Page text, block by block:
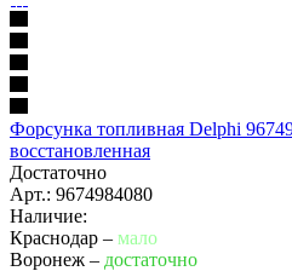
Форсунка топливная Delphi
восстановленная
Достаточно
Арт.: 9674984080
Наличие:
Краснодар – мало
Воронеж – достаточно